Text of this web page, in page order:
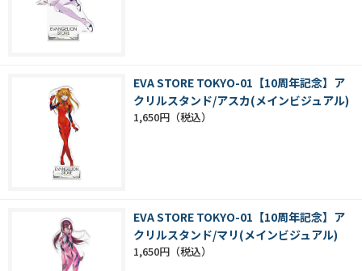
EVA STORE TOKYO-01【10周年記念】ア
クリルスタンド/アスカ(メインビジュアル)
1,650円
EVA STORE TOKYO-01【10周年記念】ア
クリルスタンド/マリ(メインビジュアル)
1,650円